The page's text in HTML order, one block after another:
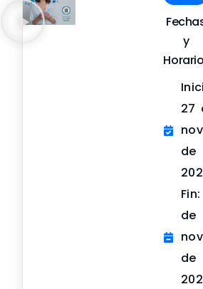
y
27
de
de
de